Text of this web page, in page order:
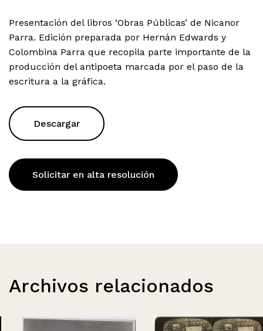
Presentación del libros ‘Obras Públicas’ de Nicanor
Parra. Edición preparada por Hernán Edwards y
Colombina Parra que recopila parte importante de la
producción del antipoeta marcada por el paso de la
escritura a la gráfica.
Descargar
Solicitar en alta resolución
Archivos relacionados